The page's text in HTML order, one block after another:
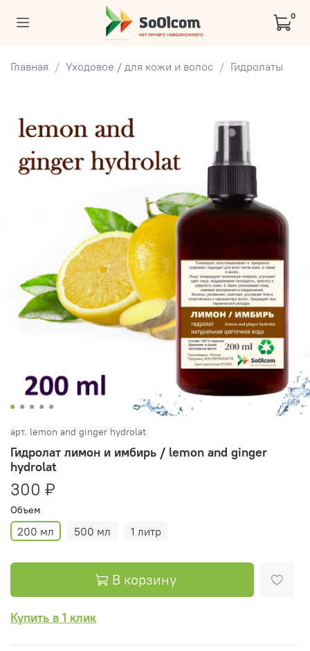
0
Главная Уходовое / для кожи и волос Гидролаты
арт. lemon and ginger hydrolat
Гидролат лимон и имбирь / lemon and ginger
hydrolat
300 ₽
Объем
200 мл 500 мл 1 литр
В корзину
Купить в 1 клик